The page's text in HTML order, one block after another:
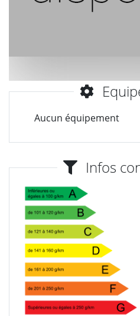
Aucun équipement
Infos